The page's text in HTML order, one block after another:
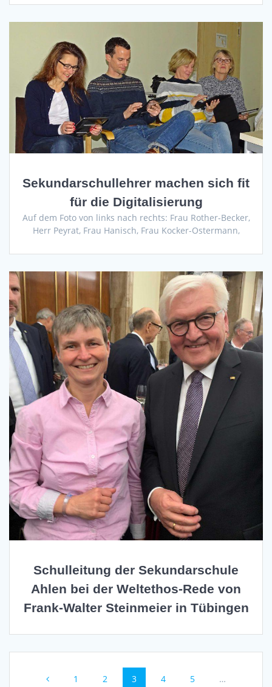
Sekundarschullehrer machen sich fit
für die Digitalisierung
Auf dem Foto von links nach rechts: Frau Rother-Becker,
Herr Peyrat, Frau Hanisch, Frau Kocker-Ostermann,
Schulleitung der Sekundarschule
Ahlen bei der Weltethos-Rede von
Frank-Walter Steinmeier in Tübingen
Beitragsnavigation
Seite
1 Seite
2 Seite
3 Seite
4 Seite
5 …